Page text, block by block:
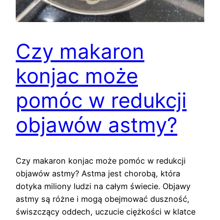
Czy makaron
konjac może
pomóc w redukcji
objawów astmy?
Czy makaron konjac może pomóc w redukcji
objawów astmy? Astma jest chorobą, która
dotyka miliony ludzi na całym świecie. Objawy
astmy są różne i mogą obejmować duszność,
świszczący oddech, uczucie ciężkości w klatce